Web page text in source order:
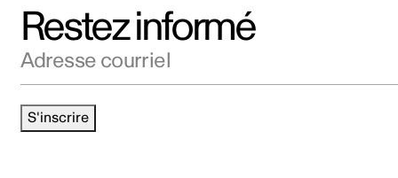
Restez informé
S'inscrire